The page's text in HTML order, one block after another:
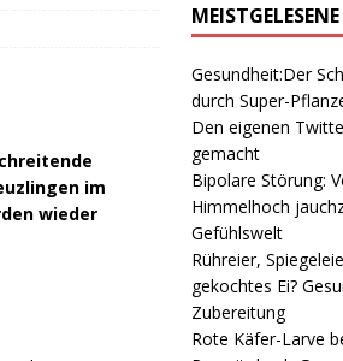
im
wieder
Gesundheit:Der
durch Super-
Den eigenen
gemacht
Bipolare Störung:
Himmelhoch
Gefühlswelt
Rühreier,
gekochtes Ei?
Zubereitung
Rote Käfer-Larve